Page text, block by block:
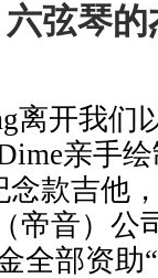
弦琴
离开我们
亲手
念款吉他
（帝音）
全部资助“